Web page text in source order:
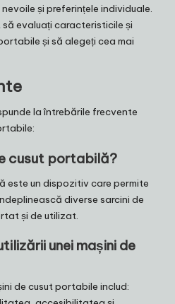
și preferințele individuale.
evaluați caracteristicile și
și să alegeți cea mai
la întrebările frecvente
cusut portabilă?
este un dispozitiv care permite
diverse sarcini de
și de utilizat.
unei mașini de
de cusut portabile includ: